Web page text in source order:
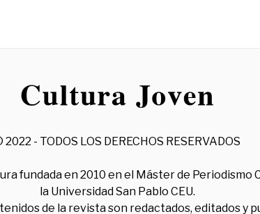
2022 - TODOS LOS DERECHOS RESERVADOS
fundada en 2010 en el Máster de Periodismo
la Universidad San Pablo CEU.
de la revista son redactados, editados y